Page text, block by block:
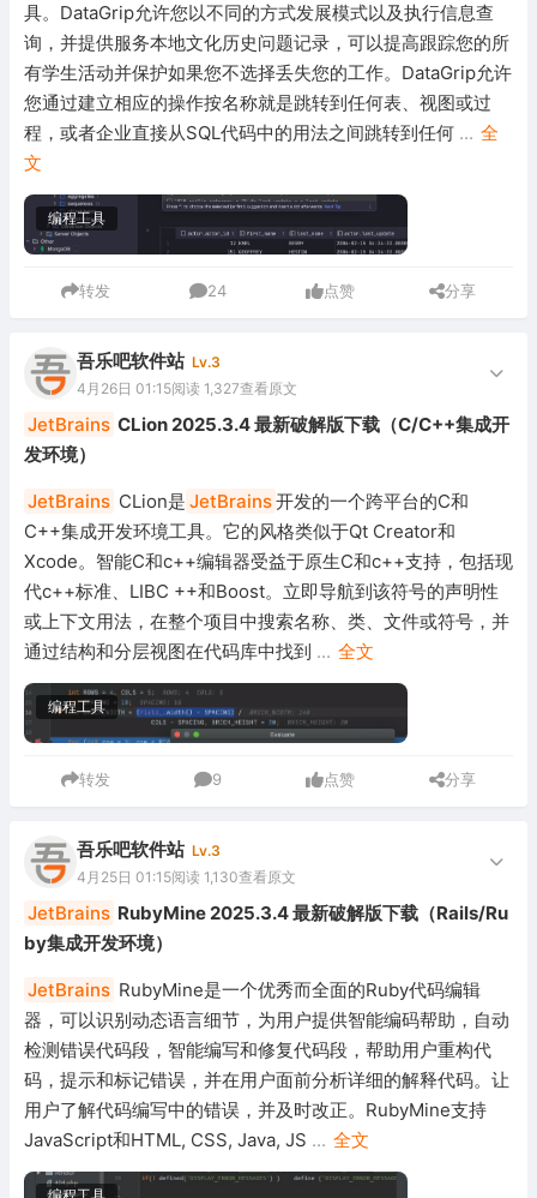
具。DataGrip允许您以不同的方式发展模式以及执行信息查
询，并提供服务本地文化历史问题记录，可以提高跟踪您的所
有学生活动并保护如果您不选择丢失您的工作。DataGrip允许
您通过建立相应的操作按名称就是跳转到任何表、视图或过
程，或者企业直接从SQL代码中的用法之间跳转到任何 ... 全
文
编程工具
转发 24 点赞 分享
吾乐吧软件站 Lv.3
4月26日 01:15阅读 1,327查看原文
JetBrains CLion 2025.3.4 最新破解版下载（C/C++集成开
发环境）
JetBrains CLion是 JetBrains开发的一个跨平台的C和
C++集成开发环境工具。它的风格类似于Qt Creator和
Xcode。智能C和c++编辑器受益于原生C和c++支持，包括现
代c++标准、LIBC ++和Boost。立即导航到该符号的声明性
或上下文用法，在整个项目中搜索名称、类、文件或符号，并
通过结构和分层视图在代码库中找到 ... 全文
编程工具
转发 9 点赞 分享
吾乐吧软件站 Lv.3
4月25日 01:15阅读 1,130查看原文
JetBrains RubyMine 2025.3.4 最新破解版下载（Rails/Ru
by集成开发环境）
JetBrains RubyMine是一个优秀而全面的Ruby代码编辑
器，可以识别动态语言细节，为用户提供智能编码帮助，自动
检测错误代码段，智能编写和修复代码段，帮助用户重构代
码，提示和标记错误，并在用户面前分析详细的解释代码。让
用户了解代码编写中的错误，并及时改正。RubyMine支持
JavaScript和HTML, CSS, Java, JS ... 全文